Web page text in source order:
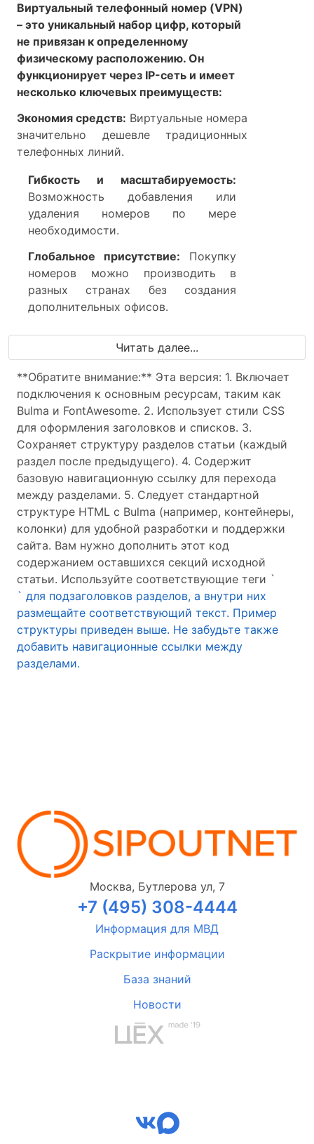
Виртуальный телефонный номер (VPN)
– это уникальный набор цифр, который
не привязан к определенному
физическому расположению. Он
функционирует через IP-сеть и имеет
несколько ключевых преимуществ:
Экономия средств: Виртуальные номера
значительно дешевле традиционных
телефонных линий.
Гибкость и масштабируемость:
Возможность добавления или
удаления номеров по мере
необходимости.
Глобальное присутствие: Покупку
номеров можно производить в
разных странах без создания
дополнительных офисов.
Читать далее...
**Обратите внимание:** Эта версия: 1. Включает
подключения к основным ресурсам, таким как
Bulma и FontAwesome. 2. Использует стили CSS
для оформления заголовков и списков. 3.
Сохраняет структуру разделов статьи (каждый
раздел после предыдущего). 4. Содержит
базовую навигационную ссылку для перехода
между разделами. 5. Следует стандартной
структуре HTML с Bulma (например, контейнеры,
колонки) для удобной разработки и поддержки
сайта. Вам нужно дополнить этот код
содержанием оставшихся секций исходной
статьи. Используйте соответствующие теги `
` для подзаголовков разделов, а внутри них
размещайте соответствующий текст. Пример
структуры приведен выше. Не забудьте также
добавить навигационные ссылки между
разделами.
Москва, Бутлерова ул, 7
+7 (495) 308-4444
Информация для МВД
Раскрытие информации
База знаний
Новости